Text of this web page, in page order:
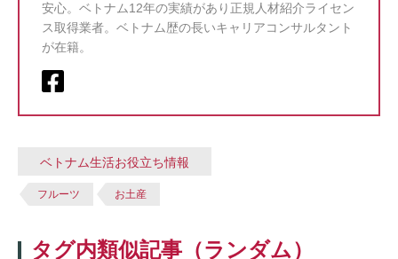
安心。ベトナム12年の実績があり正規人材紹介ライセン
ス取得業者。ベトナム歴の長いキャリアコンサルタント
が在籍。
ベトナム生活お役立ち情報
フルーツ お土産
タグ内類似記事（ランダム）